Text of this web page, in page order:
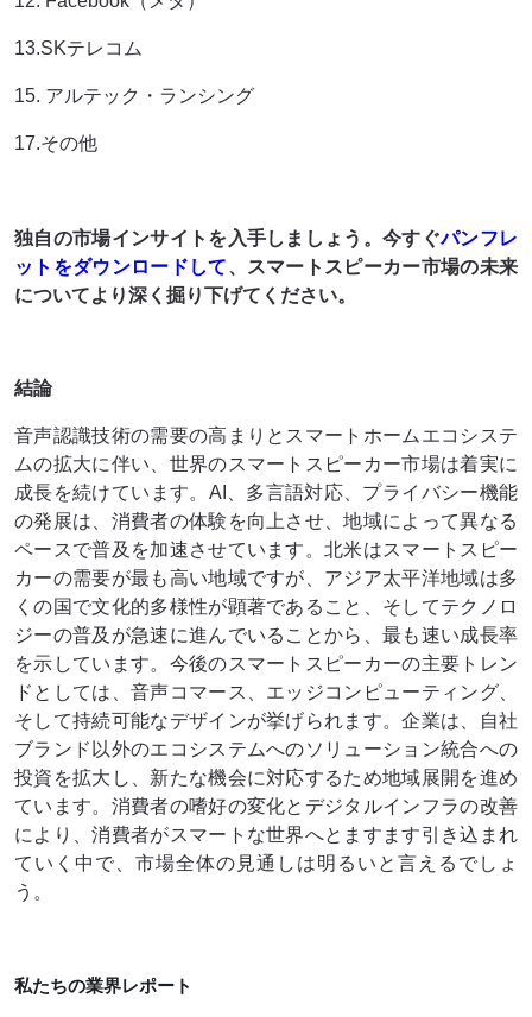
13.SKテレコム
15. アルテック・ランシング
17.その他
独自の市場インサイトを入手しましょう。今すぐパンフレ
ットをダウンロードして、スマートスピーカー市場の未来
についてより深く掘り下げてください。
結論
音声認識技術の需要の高まりとスマートホームエコシステ
ムの拡大に伴い、世界のスマートスピーカー市場は着実に
成長を続けています。AI、多言語対応、プライバシー機能
の発展は、消費者の体験を向上させ、地域によって異なる
ペースで普及を加速させています。北米はスマートスピー
カーの需要が最も高い地域ですが、アジア太平洋地域は多
くの国で文化的多様性が顕著であること、そしてテクノロ
ジーの普及が急速に進んでいることから、最も速い成長率
を示しています。今後のスマートスピーカーの主要トレン
ドとしては、音声コマース、エッジコンピューティング、
そして持続可能なデザインが挙げられます。企業は、自社
ブランド以外のエコシステムへのソリューション統合への
投資を拡大し、新たな機会に対応するため地域展開を進め
ています。消費者の嗜好の変化とデジタルインフラの改善
により、消費者がスマートな世界へとますます引き込まれ
ていく中で、市場全体の見通しは明るいと言えるでしょ
う。
私たちの業界レポート